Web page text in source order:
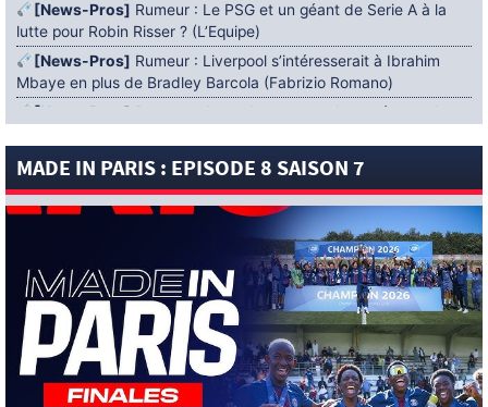
[News-Pros] Rumeur : Le PSG et un géant de Serie A à la
lutte pour Robin Risser ? (L’Equipe)
[News-Pros] Rumeur : Liverpool s’intéresserait à Ibrahim
Mbaye en plus de Bradley Barcola (Fabrizio Romano)
[News-Pros]
Rumeur : Accord contractuel trouvé entre le
[News-Pros]Rumeur : Le PSG aurait lancé un ultimatum
4 AOÛT 2026
Mercato : Khalil Ayari prêté à Dunkerque
(Officiel)
[News-Anciens]Leverkusen : un retour de Diaby envisagé
(Foot Mercato)
[News-Formation]Nsoki va filer au Dinamo Zagreb
(L’Equipe)
MADE IN PARIS : EPISODE 8 SAISON 7